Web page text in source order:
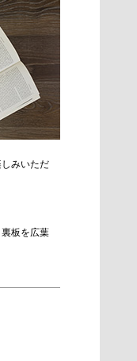
みいただ
板を広葉